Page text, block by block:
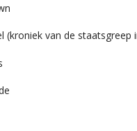
(kroniek van de staatsgreep